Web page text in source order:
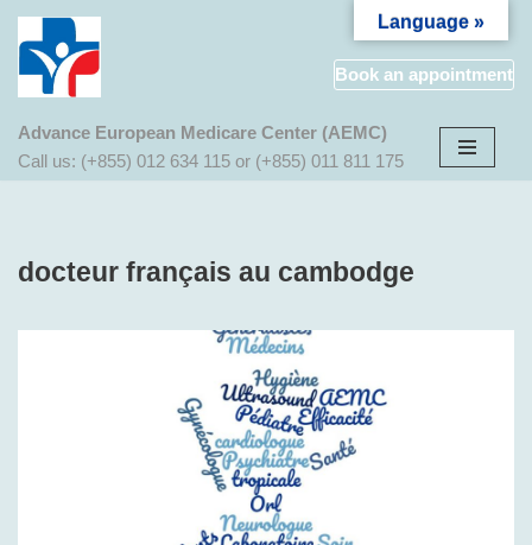
Aller
Book an appointment
Advance European Medicare Center (AEMC)
Call us: (+855) 012 634 115 or (+855) 011 811 175
docteur français au cambodge
Language »